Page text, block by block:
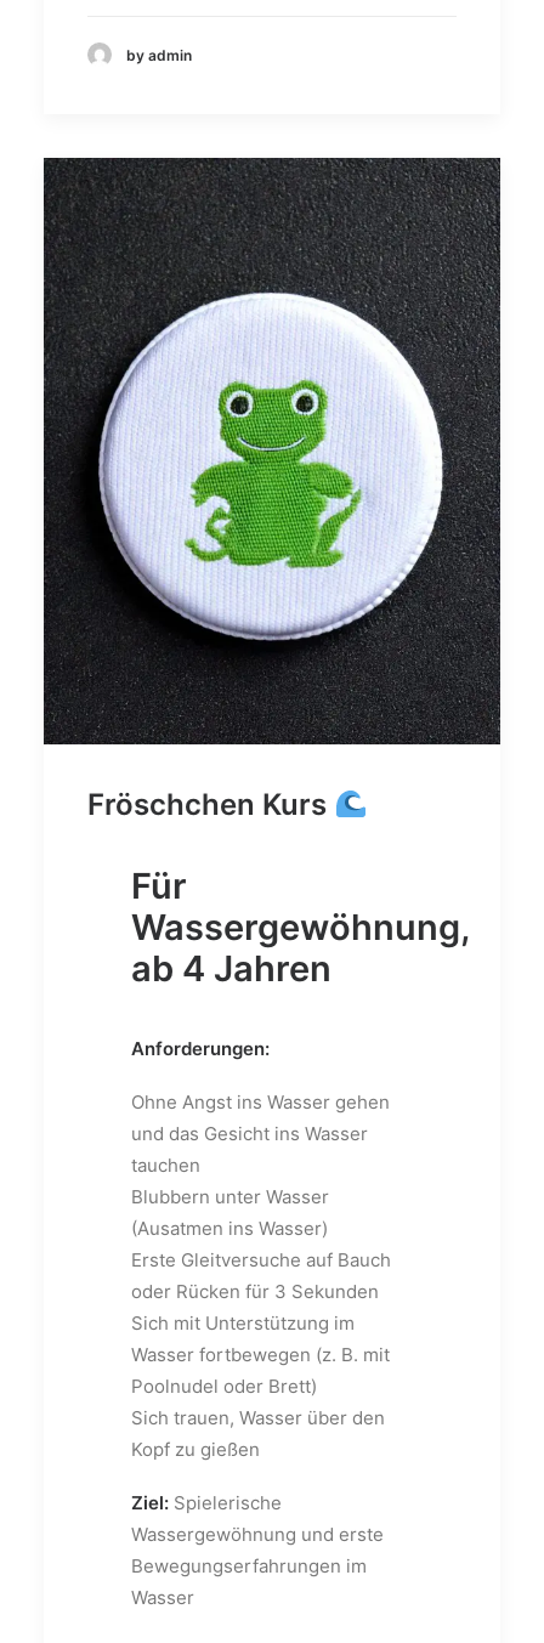
by admin
Fröschchen Kurs
Für
Wassergewöhnung,
ab 4 Jahren
Anforderungen:
Ohne Angst ins Wasser gehen
und das Gesicht ins Wasser
tauchen
Blubbern unter Wasser
(Ausatmen ins Wasser)
Erste Gleitversuche auf Bauch
oder Rücken für 3 Sekunden
Sich mit Unterstützung im
Wasser fortbewegen (z. B. mit
Poolnudel oder Brett)
Sich trauen, Wasser über den
Kopf zu gießen
Ziel: Spielerische
Wassergewöhnung und erste
Bewegungserfahrungen im
Wasser